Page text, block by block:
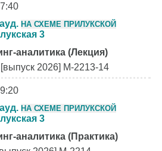
НА СХЕМЕ ПРИЛУКСКОЙ
3
аналитика (Лекция)
2026] М-2213-14
НА СХЕМЕ ПРИЛУКСКОЙ
3
аналитика (Практика)